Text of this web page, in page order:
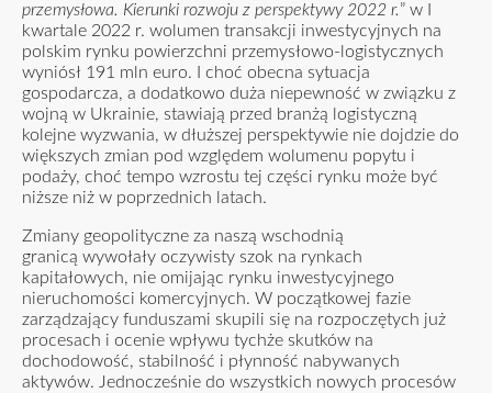
przemysłowa. Kierunki rozwoju z perspektywy 2022 r.” w I
kwartale 2022 r. wolumen transakcji inwestycyjnych na
polskim rynku powierzchni przemysłowo-logistycznych
wyniósł 191 mln euro. I choć obecna sytuacja
gospodarcza, a dodatkowo duża niepewność w związku z
wojną w Ukrainie, stawiają przed branżą logistyczną
kolejne wyzwania, w dłuższej perspektywie nie dojdzie do
większych zmian pod względem wolumenu popytu i
podaży, choć tempo wzrostu tej części rynku może być
niższe niż w poprzednich latach.
Zmiany geopolityczne za naszą wschodnią
granicą wywołały oczywisty szok na rynkach
kapitałowych, nie omijając rynku inwestycyjnego
nieruchomości komercyjnych. W początkowej fazie
zarządzający funduszami skupili się na rozpoczętych już
procesach i ocenie wpływu tychże skutków na
dochodowość, stabilność i płynność nabywanych
aktywów. Jednocześnie do wszystkich nowych procesów